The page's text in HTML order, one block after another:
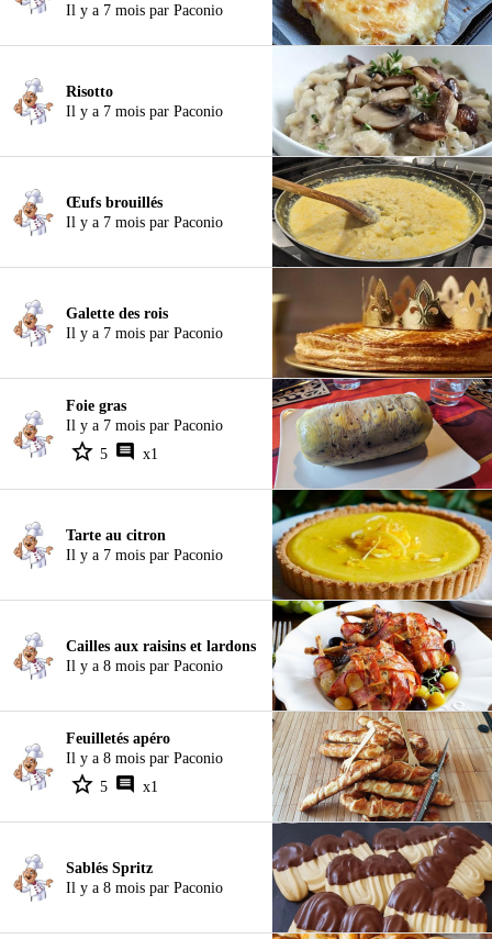
Il y a 7 mois par Paconio
Risotto
Il y a 7 mois par Paconio
Œufs brouillés
Il y a 7 mois par Paconio
Galette des rois
Il y a 7 mois par Paconio
Foie gras
Il y a 7 mois par Paconio
5
x1
Tarte au citron
Il y a 7 mois par Paconio
Cailles aux raisins et lardons
Il y a 8 mois par Paconio
Feuilletés apéro
Il y a 8 mois par Paconio
5
x1
Sablés Spritz
Il y a 8 mois par Paconio